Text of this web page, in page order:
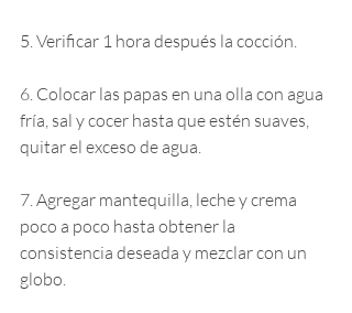
5. Verificar 1 hora después la cocción.
6. Colocar las papas en una olla con agua
fría, sal y cocer hasta que estén suaves,
quitar el exceso de agua.
7. Agregar mantequilla, leche y crema
poco a poco hasta obtener la
consistencia deseada y mezclar con un
globo.